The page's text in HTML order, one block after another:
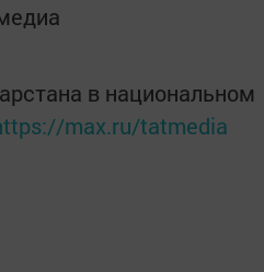
в национальном
max.ru/tatmedia